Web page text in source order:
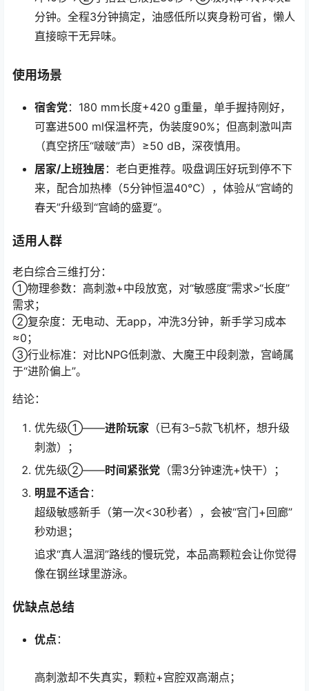
分钟。全程3分钟搞定，油感低所以爽身粉可省，懒人
直接晾干无异味。
使用场景
宿舍党：180 mm长度+420 g重量，单手握持刚好，
可塞进500 ml保温杯壳，伪装度90%；但高刺激叫声
（真空挤压“啵啵”声）≥50 dB，深夜慎用。
居家/上班独居：老白更推荐。吸盘调压好玩到停不下
来，配合加热棒（5分钟恒温40℃），体验从“宫崎的
春天”升级到“宫崎的盛夏”。
适用人群
老白综合三维打分：
①物理参数：高刺激+中段放宽，对“敏感度”需求>“长度”
需求；
②复杂度：无电动、无app，冲洗3分钟，新手学习成本
≈0；
③行业标准：对比NPG低刺激、大魔王中段刺激，宫崎属
于“进阶偏上”。
结论：
优先级①——进阶玩家 （已有3–5款飞机杯，想升级
刺激）；
优先级②——时间紧张党 （需3分钟速洗+快干）；
明显不适合：
超级敏感新手（第一次<30秒者），会被“宫门+回廊”
秒劝退；
追求“真人温润”路线的慢玩党，本品高颗粒会让你觉得
像在钢丝球里游泳。
优缺点总结
优点 ：
高刺激却不失真实，颗粒+宫腔双高潮点；